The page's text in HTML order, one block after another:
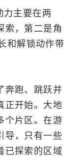
力主要在两
索，第二是角
和解锁动作带
奔跑、跳跃并
正开始。大地
个片区。在游
导，只有一些
已探索的区域